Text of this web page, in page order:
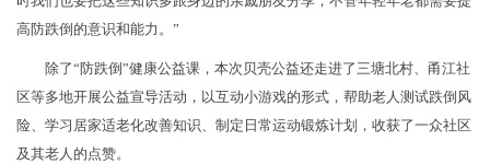
高防跌倒的意识和能力。”
除了“防跌倒”健康公益课，本次贝壳公益还走进了三塘北村、甬江社
区等多地开展公益宣导活动，以互动小游戏的形式，帮助老人测试跌倒风
险、学习居家适老化改善知识、制定日常运动锻炼计划，收获了一众社区
及其老人的点赞。